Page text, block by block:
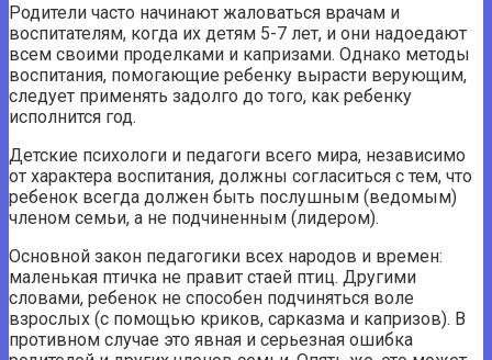
Родители часто начинают жаловаться врачам и
воспитателям, когда их детям 5-7 лет, и они надоедают
всем своими проделками и капризами. Однако методы
воспитания, помогающие ребенку вырасти верующим,
следует применять задолго до того, как ребенку
исполнится год.
Детские психологи и педагоги всего мира, независимо
от характера воспитания, должны согласиться с тем, что
ребенок всегда должен быть послушным (ведомым)
членом семьи, а не подчиненным (лидером).
Основной закон педагогики всех народов и времен:
маленькая птичка не правит стаей птиц. Другими
словами, ребенок не способен подчиняться воле
взрослых (с помощью криков, сарказма и капризов). В
противном случае это явная и серьезная ошибка